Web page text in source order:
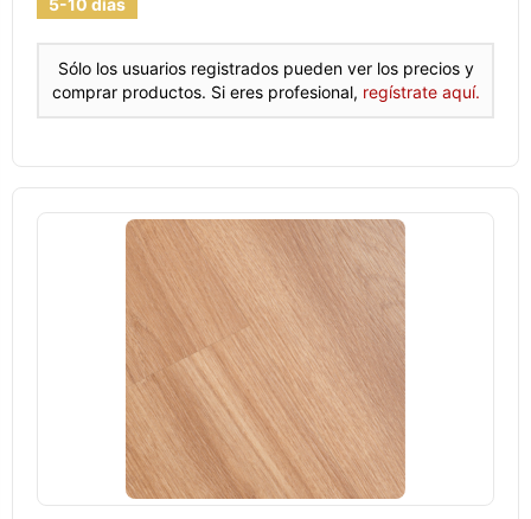
Sólo los usuarios registrados pueden ver los precios y
comprar productos. Si eres profesional, regístrate aquí.